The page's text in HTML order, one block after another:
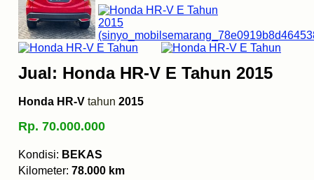
Jual: Honda HR-V E Tahun 2015
Honda HR-V tahun 2015
Rp. 70.000.000
Kondisi: BEKAS
Kilometer: 78.000 km